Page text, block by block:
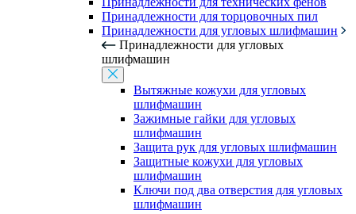
Принадлежности для торцовочных пил
Принадлежности для угловых шлифмашин
Принадлежности для угловых
шлифмашин
Вытяжные кожухи для угловых
шлифмашин
Зажимные гайки для угловых
шлифмашин
Защита рук для угловых шлифмашин
Защитные кожухи для угловых
шлифмашин
Ключи под два отверстия для угловых
шлифмашин